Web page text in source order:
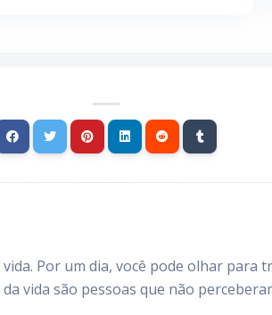
Por um dia, você pode olhar para
vida são pessoas que não